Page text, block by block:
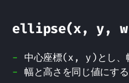
ellipse(x, y, w,
中心座標(x, y)とし、
幅と高さを同じ値にす